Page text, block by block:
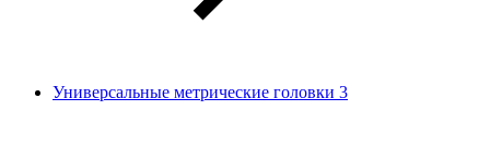
Универсальные метрические головки 3